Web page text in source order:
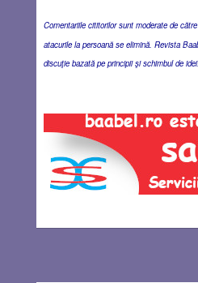
Comentariile cititorilor sunt moderate de
atacurile la persoană se elimină. Revista
discuţie bazată pe principii şi schimbul de idei.